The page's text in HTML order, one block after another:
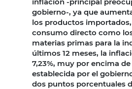
gobierno-, ya que
los productos
consumo directo como
materias primas para la
últimos 12 meses, la
7,23%, muy por encima
establecida por el
dos puntos porcentuales